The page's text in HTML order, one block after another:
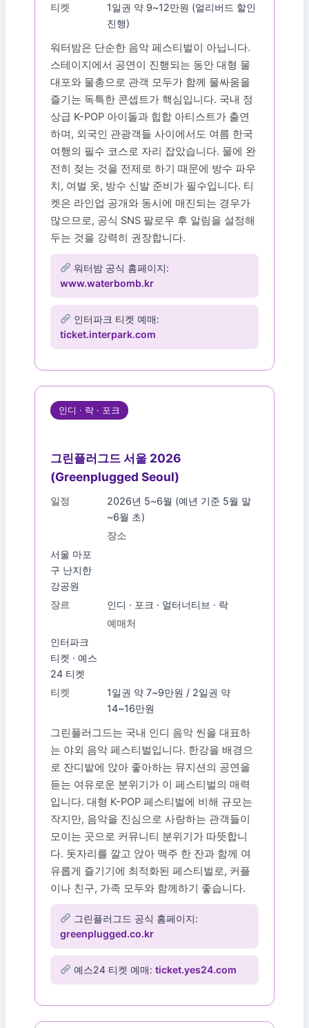
티켓
1일권 약 9~12만원 (얼리버드 할인
진행)
워터밤은 단순한 음악 페스티벌이 아닙니다.
스테이지에서 공연이 진행되는 동안 대형 물
대포와 물총으로 관객 모두가 함께 물싸움을
즐기는 독특한 콘셉트가 핵심입니다. 국내 정
상급 K-POP 아이돌과 힙합 아티스트가 출연
하며, 외국인 관광객들 사이에서도 여름 한국
여행의 필수 코스로 자리 잡았습니다. 물에 완
전히 젖는 것을 전제로 하기 때문에 방수 파우
치, 여벌 옷, 방수 신발 준비가 필수입니다. 티
켓은 라인업 공개와 동시에 매진되는 경우가
많으므로, 공식 SNS 팔로우 후 알림을 설정해
두는 것을 강력히 권장합니다.
워터밤 공식 홈페이지:
www.waterbomb.kr
인터파크 티켓 예매:
ticket.interpark.com
인디 · 락 · 포크
그린플러그드 서울 2026
(Greenplugged Seoul)
일정
2026년 5~6월 (예년 기준 5월 말
~6월 초)
장소
서울 마포
구 난지한
강공원
장르
인디 · 포크 · 얼터너티브 · 락
예매처
인터파크
티켓 · 예스
24 티켓
티켓
1일권 약 7~9만원 / 2일권 약
14~16만원
그린플러그드는 국내 인디 음악 씬을 대표하
는 야외 음악 페스티벌입니다. 한강을 배경으
로 잔디밭에 앉아 좋아하는 뮤지션의 공연을
듣는 여유로운 분위기가 이 페스티벌의 매력
입니다. 대형 K-POP 페스티벌에 비해 규모는
작지만, 음악을 진심으로 사랑하는 관객들이
모이는 곳으로 커뮤니티 분위기가 따뜻합니
다. 돗자리를 깔고 앉아 맥주 한 잔과 함께 여
유롭게 즐기기에 최적화된 페스티벌로, 커플
이나 친구, 가족 모두와 함께하기 좋습니다.
그린플러그드 공식 홈페이지:
greenplugged.co.kr
예스24 티켓 예매:ticket.yes24.com